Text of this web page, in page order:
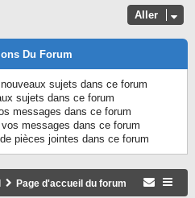
Aller
Du Forum
sujets dans ce forum
sujets dans ce forum
messages dans ce forum
messages dans ce forum
pièces jointes dans ce forum
Page d'accueil du forum